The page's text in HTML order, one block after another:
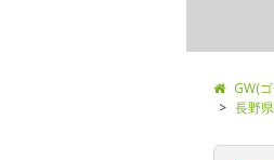
GW(
長野